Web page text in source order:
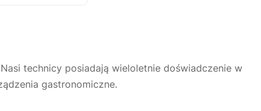
technicy posiadają wieloletnie doświadczenie w
gastronomiczne.